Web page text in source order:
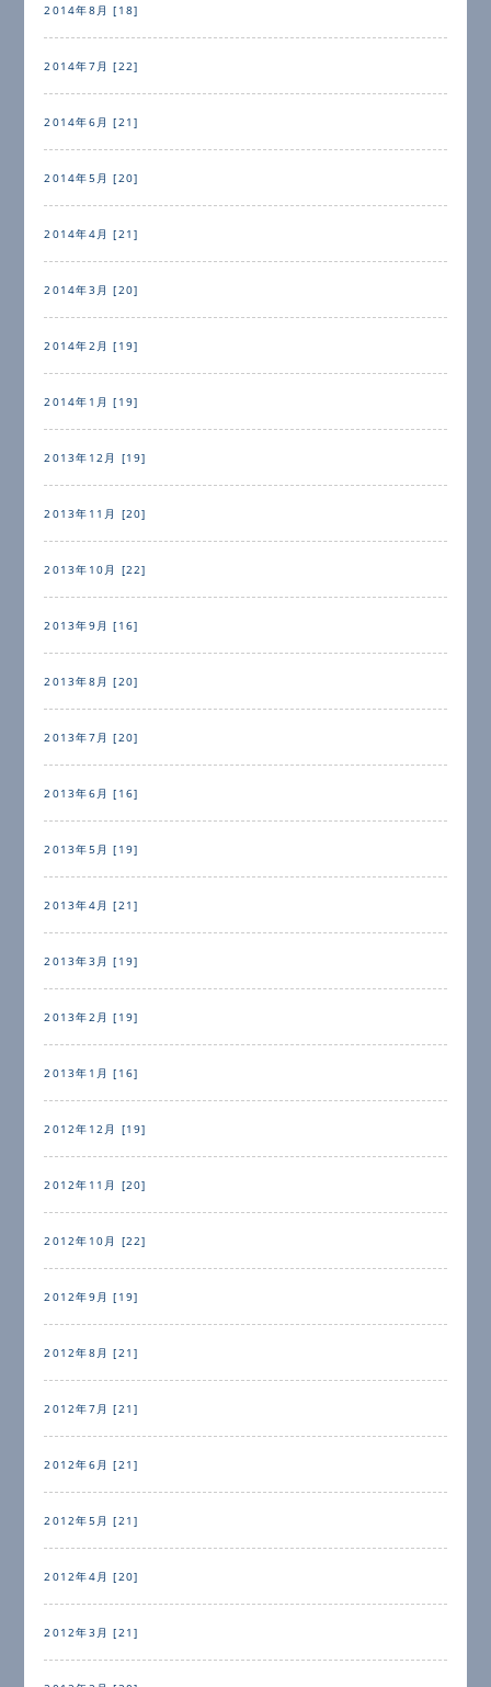
2014年8月 [18]
2014年7月 [22]
2014年6月 [21]
2014年5月 [20]
2014年4月 [21]
2014年3月 [20]
2014年2月 [19]
2014年1月 [19]
2013年12月 [19]
2013年11月 [20]
2013年10月 [22]
2013年9月 [16]
2013年8月 [20]
2013年7月 [20]
2013年6月 [16]
2013年5月 [19]
2013年4月 [21]
2013年3月 [19]
2013年2月 [19]
2013年1月 [16]
2012年12月 [19]
2012年11月 [20]
2012年10月 [22]
2012年9月 [19]
2012年8月 [21]
2012年7月 [21]
2012年6月 [21]
2012年5月 [21]
2012年4月 [20]
2012年3月 [21]